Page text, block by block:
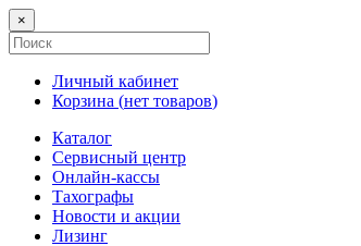
×
Личный кабинет
Корзина (нет товаров)
Каталог
Сервисный центр
Онлайн-кассы
Тахографы
Новости и акции
Лизинг